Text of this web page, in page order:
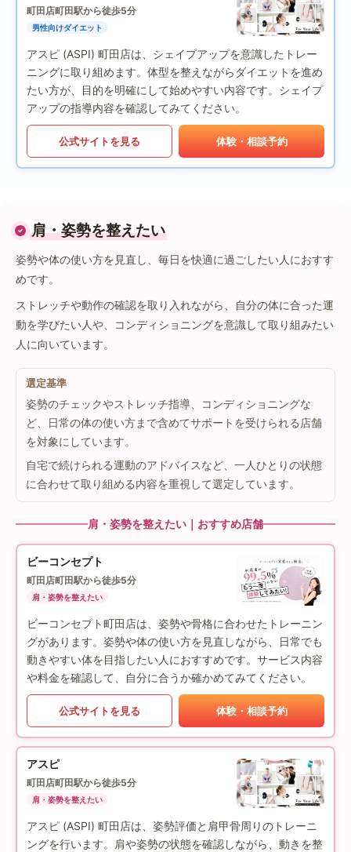
町田店町田駅から徒歩5分
男性向けダイエット
アスピ (ASPI) 町田店は、シェイプアップを意識したトレー
ニングに取り組めます。体型を整えながらダイエットを進め
たい方が、目的を明確にして始めやすい内容です。シェイプ
アップの指導内容を確認してみてください。
公式サイトを見る 体験・相談予約
肩・姿勢を整えたい
姿勢や体の使い方を見直し、毎日を快適に過ごしたい人におすす
めです。
ストレッチや動作の確認を取り入れながら、自分の体に合った運
動を学びたい人や、コンディショニングを意識して取り組みたい
人に向いています。
選定基準
姿勢のチェックやストレッチ指導、コンディショニングな
ど、日常の体の使い方まで含めてサポートを受けられる店舗
を対象にしています。
自宅で続けられる運動のアドバイスなど、一人ひとりの状態
に合わせて取り組める内容を重視して選定しています。
肩・姿勢を整えたい｜おすすめ店舗
ビーコンセプト
町田店町田駅から徒歩5分
肩・姿勢を整えたい
ビーコンセプト町田店は、姿勢や骨格に合わせたトレーニン
グがあります。姿勢や体の使い方を見直しながら、日常でも
動きやすい体を目指したい人におすすめです。サービス内容
や料金を確認して、自分に合うか確かめてみてください。
公式サイトを見る 体験・相談予約
アスピ
町田店町田駅から徒歩5分
肩・姿勢を整えたい
アスピ (ASPI) 町田店は、姿勢評価と肩甲骨周りのトレーニ
ングを行います。肩や姿勢の状態を確認しながら、動きを整